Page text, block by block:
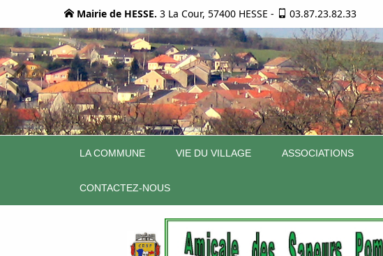
Mairie de HESSE. 3 La Cour, 57400 HESSE - 03.87.23.82.33
LA COMMUNE VIE DU VILLAGE ASSOCIATIONS
CONTACTEZ-NOUS